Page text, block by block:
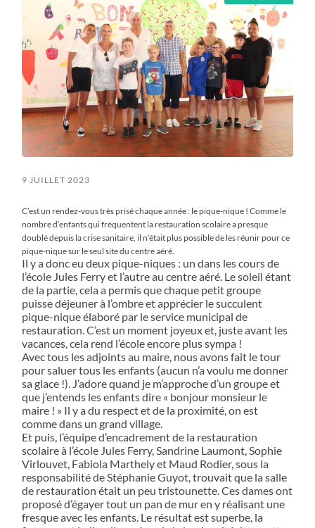
9 JUILLET 2023
C’est un rendez-vous très prisé chaque année : le pique-nique ! Comme le
nombre d’enfants qui fréquentent la restauration scolaire a presque
doublé depuis la crise sanitaire, il n’était plus possible de les réunir pour ce
pique-nique sur le seul site du centre aéré.
Il y a donc eu deux pique-niques : un dans les cours de
l’école Jules Ferry et l’autre au centre aéré. Le soleil étant
de la partie, cela a permis que chaque petit groupe
puisse déjeuner à l’ombre et apprécier le succulent
pique-nique élaboré par le service municipal de
restauration. C’est un moment joyeux et, juste avant les
vacances, cela rend l’école encore plus sympa !
Avec tous les adjoints au maire, nous avons fait le tour
pour saluer tous les enfants (aucun n’a voulu me donner
sa glace !). J’adore quand je m’approche d’un groupe et
que j’entends les enfants dire « bonjour monsieur le
maire ! » Il y a du respect et de la proximité, on est
comme dans un grand village.
Et puis, l’équipe d’encadrement de la restauration
scolaire à l’école Jules Ferry, Sandrine Laumont, Sophie
Virlouvet, Fabiola Marthely et Maud Rodier, sous la
responsabilité de Stéphanie Guyot, trouvait que la salle
de restauration était un peu tristounette. Ces dames ont
proposé d’égayer tout un pan de mur en y réalisant une
fresque avec les enfants. Le résultat est superbe, la